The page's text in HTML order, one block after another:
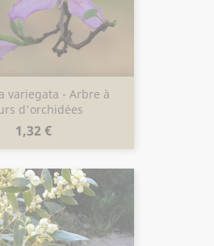
variegata - Arbre à
d'orchidées
Prix
1,32 €